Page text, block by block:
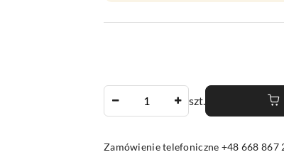
szt.
Zamówienie telefoniczne +48 668 867